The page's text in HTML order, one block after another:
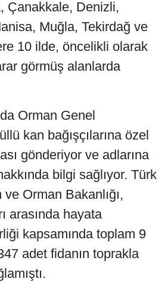
Çanakkale, Denizli,
Muğla, Tekirdağ ve
10 ilde, öncelikli olarak
görmüş alanlarda
Orman Genel
kan bağışçılarına özel
gönderiyor ve adlarına
bilgi sağlıyor. Türk
ve Orman Bakanlığı,
arasında hayata
kapsamında toplam 9
adet fidanın toprakla